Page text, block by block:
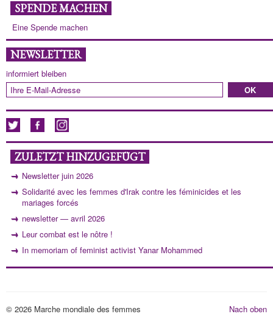
SPENDE MACHEN
Eine Spende machen
NEWSLETTER
informiert bleiben
ZULETZT HINZUGEFÜGT
Newsletter juin 2026
Solidarité avec les femmes d'Irak contre les féminicides et les
mariages forcés
newsletter — avril 2026
Leur combat est le nôtre !
In memoriam of feminist activist Yanar Mohammed
Nach oben
© 2026 Marche mondiale des femmes